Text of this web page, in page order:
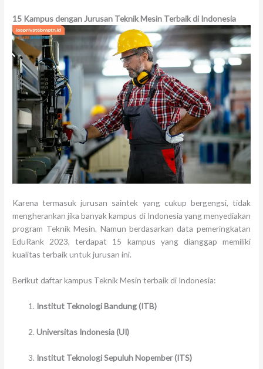
15 Kampus dengan Jurusan Teknik Mesin Terbaik di Indonesia
Karena termasuk jurusan saintek yang cukup bergengsi, tidak
mengherankan jika banyak kampus di Indonesia yang menyediakan
program Teknik Mesin. Namun berdasarkan data pemeringkatan
EduRank 2023, terdapat 15 kampus yang dianggap memiliki
kualitas terbaik untuk jurusan ini.
Berikut daftar kampus Teknik Mesin terbaik di Indonesia:
Institut Teknologi Bandung (ITB)
Universitas Indonesia (UI)
Institut Teknologi Sepuluh Nopember (ITS)